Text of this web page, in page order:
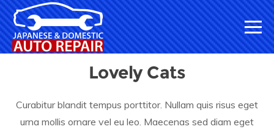
Lovely Cats
Curabitur blandit tempus porttitor. Nullam quis risus eget
urna mollis ornare vel eu leo. Maecenas sed diam eget